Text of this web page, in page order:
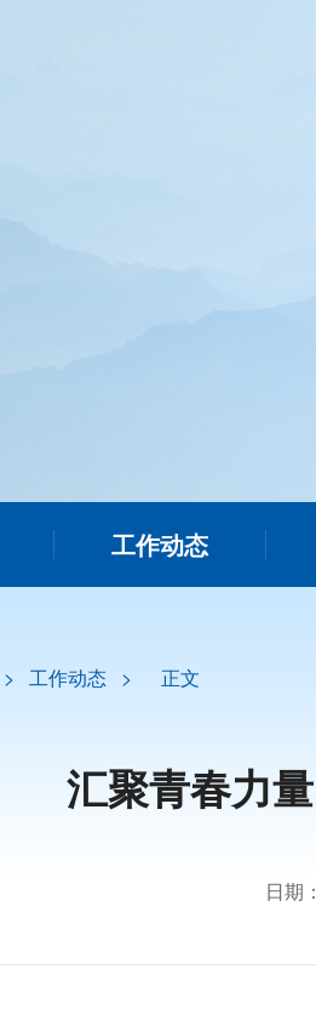
工作动态
> 工作动态 > 正文
汇聚青春力
日期